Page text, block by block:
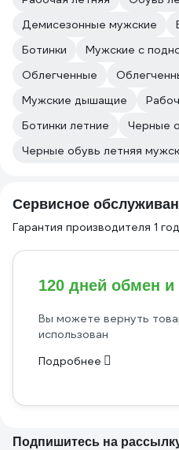
Демисезонные мужские
Ботинки
Мужские с
Облегченные
Мужские дышащие
Ботинки летние
Черные
Черные обувь летняя
Сервисное
Гарантия производителя 1 год
120 дней обмен и
Вы можете вернуть
использован
Подробнее
Подпишитесь на